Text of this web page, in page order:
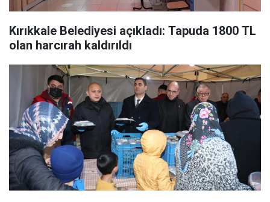
Kırıkkale Belediyesi açıkladı: Tapuda 1800 TL
olan harcırah kaldırıldı